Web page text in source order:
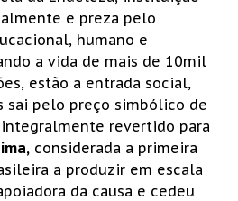
e preza pelo
humano e
a vida de mais de 10mil
estão a entrada social,
sai pelo preço simbólico de
integralmente revertido para
considerada a primeira
a produzir em escala
da causa e cedeu